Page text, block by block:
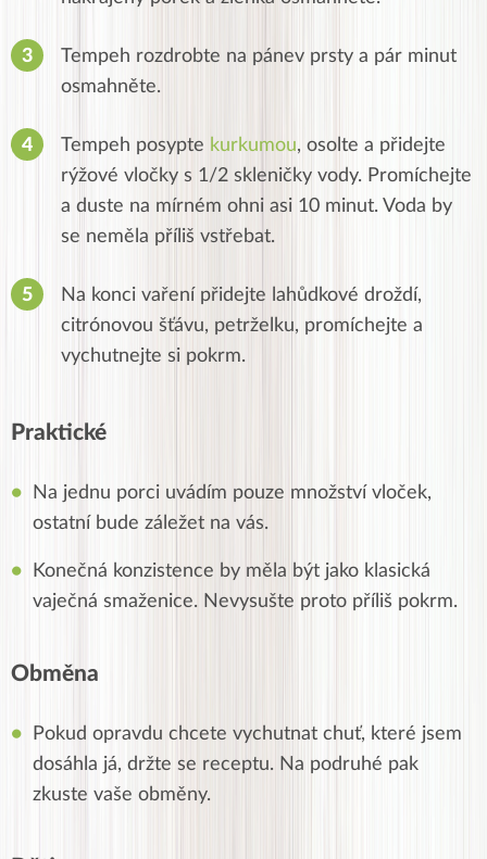
Tempeh rozdrobte na pánev prsty a pár minut
osmahněte.
Tempeh posypte kurkumou, osolte a přidejte
rýžové vločky s 1/2 skleničky vody. Promíchejte
a duste na mírném ohni asi 10 minut. Voda by
se neměla příliš vstřebat.
Na konci vaření přidejte lahůdkové droždí,
citrónovou šťávu, petrželku, promíchejte a
vychutnejte si pokrm.
Praktické
Na jednu porci uvádím pouze množství vloček,
ostatní bude záležet na vás.
Konečná konzistence by měla být jako klasická
vaječná smaženice. Nevysušte proto příliš pokrm.
Obměna
Pokud opravdu chcete vychutnat chuť, které jsem
dosáhla já, držte se receptu. Na podruhé pak
zkuste vaše obměny.